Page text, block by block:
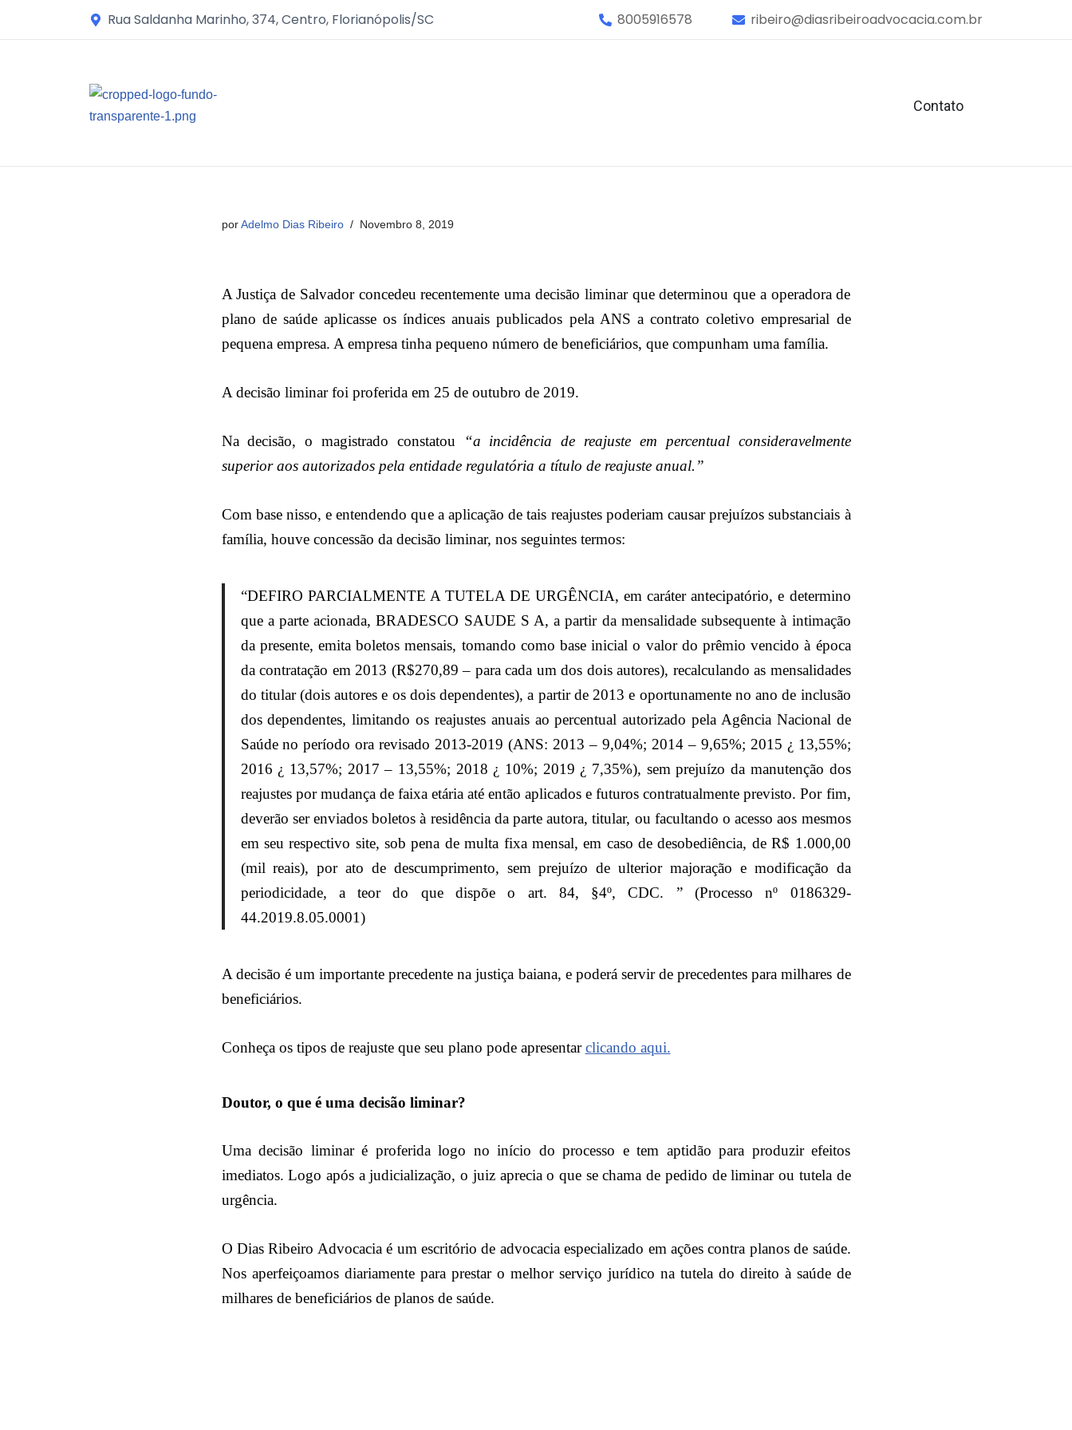
Avançar
Rua Saldanha Marinho, 374, Centro, Florianópolis/SC 8005916578 ribeiro@diasribeiroadvocacia.com.br
Contato
porAdelmo Dias Ribeiro Novembro 8, 2019
A Justiça de Salvador concedeu recentemente uma decisão liminar que determinou que a operadora de
plano de saúde aplicasse os índices anuais publicados pela ANS a contrato coletivo empresarial de
pequena empresa. A empresa tinha pequeno número de beneficiários, que compunham uma família.
A decisão liminar foi proferida em 25 de outubro de 2019.
Na decisão, o magistrado constatou “a incidência de reajuste em percentual consideravelmente
superior aos autorizados pela entidade regulatória a título de reajuste anual.”
Com base nisso, e entendendo que a aplicação de tais reajustes poderiam causar prejuízos substanciais à
família, houve concessão da decisão liminar, nos seguintes termos:
“DEFIRO PARCIALMENTE A TUTELA DE URGÊNCIA, em caráter antecipatório, e determino
que a parte acionada, BRADESCO SAUDE S A, a partir da mensalidadesubsequente à intimação
da presente, emita boletos mensais, tomando como base inicial o valor do prêmio vencido à época
da contratação em 2013 (R$270,89 – para cada um dos dois autores), recalculando as mensalidades
do titular (dois autores e os dois dependentes),a partir de 2013 e oportunamente no ano de inclusão
dos dependentes, limitando os reajustes anuais ao percentual autorizado pela Agência Nacional de
Saúde no período ora revisado 2013-2019 (ANS: 2013 – 9,04%; 2014 – 9,65%; 2015 ¿ 13,55%;
2016 ¿ 13,57%; 2017 – 13,55%; 2018 ¿ 10%; 2019 ¿ 7,35%), sem prejuízo da manutenção dos
reajustes por mudança de faixa etária até então aplicados e futuros contratualmente previsto. Por fim,
deverão ser enviados boletosà residência da parte autora, titular, ou facultando o acesso aos mesmos
em seu respectivo site, sob pena de multa fixa mensal, em caso de desobediência, de R$ 1.000,00
(mil reais), por ato de descumprimento, sem prejuízo de ulterior majoração e modificação da
periodicidade, a teor do que dispõe o art. 84, §4º, CDC. ” (Processo nº 0186329-
44.2019.8.05.0001)
A decisão é um importante precedente na justiça baiana, e poderá servir de precedentes para milhares de
beneficiários.
Conheça os tipos de reajuste que seu plano pode apresentarclicando aqui.
Doutor, o que é uma decisão liminar?
Uma decisão liminar é proferida logo no início do processo e tem aptidão para produzir efeitos
imediatos. Logo após a judicialização, o juiz aprecia o que se chama de pedido de liminar ou tutela de
urgência.
O Dias Ribeiro Advocacia é um escritório de advocacia especializado em ações contra planos de saúde.
Nos aperfeiçoamos diariamente para prestar o melhor serviço jurídico na tutela do direito à saúde de
milhares de beneficiários de planos de saúde.